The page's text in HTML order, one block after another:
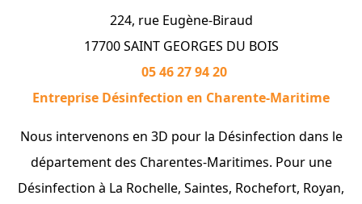
224, rue Eugène-Biraud
17700 SAINT GEORGES DU BOIS
05 46 27 94 20
Entreprise Désinfection en Charente-Maritime
Nous intervenons en 3D pour la Désinfection dans le
département des Charentes-Maritimes. Pour une
Désinfection à La Rochelle, Saintes, Rochefort, Royan,